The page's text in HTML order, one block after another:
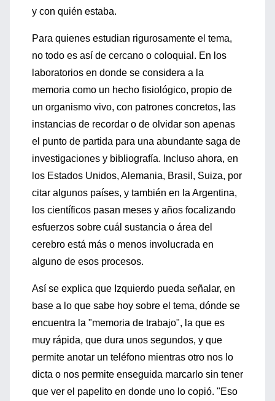
y con quién estaba.
Para quienes estudian rigurosamente el tema,
no todo es así de cercano o coloquial. En los
laboratorios en donde se considera a la
memoria como un hecho fisiológico, propio de
un organismo vivo, con patrones concretos, las
instancias de recordar o de olvidar son apenas
el punto de partida para una abundante saga de
investigaciones y bibliografía. Incluso ahora, en
los Estados Unidos, Alemania, Brasil, Suiza, por
citar algunos países, y también en la Argentina,
los científicos pasan meses y años focalizando
esfuerzos sobre cuál sustancia o área del
cerebro está más o menos involucrada en
alguno de esos procesos.
Así se explica que Izquierdo pueda señalar, en
base a lo que sabe hoy sobre el tema, dónde se
encuentra la "memoria de trabajo", la que es
muy rápida, que dura unos segundos, y que
permite anotar un teléfono mientras otro nos lo
dicta o nos permite enseguida marcarlo sin tener
que ver el papelito en donde uno lo copió. "Eso